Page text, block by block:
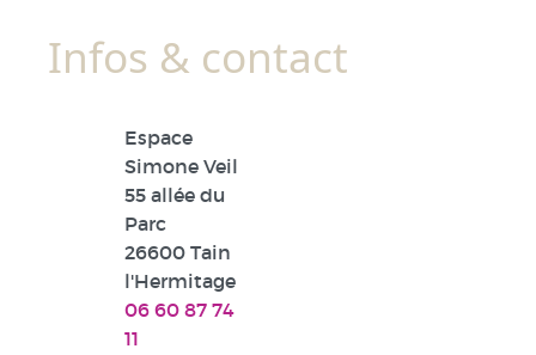
Infos & contact
Espace
Simone Veil
55 allée du
Parc
26600 Tain
l'Hermitage
06 60 87 74
11